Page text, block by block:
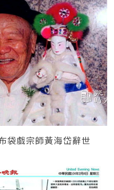
袋戲宗師黃海岱辭世